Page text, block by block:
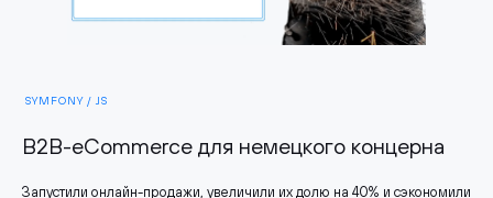
SYMFONY / JS
B2B-eCommerce для немецкого концерна
Запустили онлайн-продажи, увеличили их долю на 40% и сэкономили